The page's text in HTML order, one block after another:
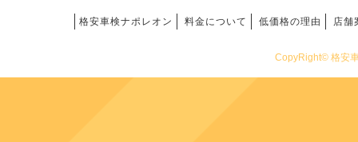
格安車検ナポレオン 料金について 低価格の理由 店舗
CopyRight© 格安